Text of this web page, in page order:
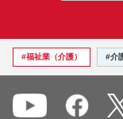
#福祉業（介護） #介